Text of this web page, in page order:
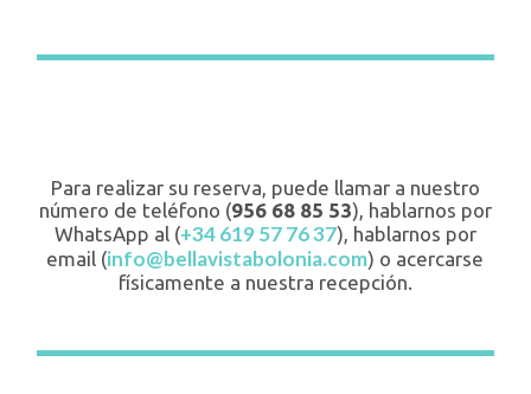
Para realizar su reserva, puede llamar a nuestro
número de teléfono (956 68 85 53), hablarnos por
WhatsApp al (+34 619 57 76 37), hablarnos por
email (info@bellavistabolonia.com) o acercarse
físicamente a nuestra recepción.